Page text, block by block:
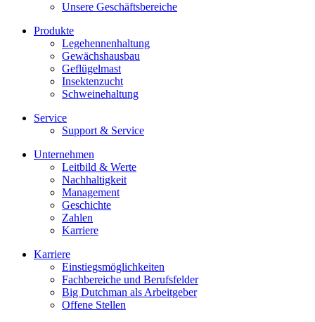
Unsere Geschäftsbereiche
Produkte
Legehennenhaltung
Gewächshausbau
Geflügelmast
Insektenzucht
Schweinehaltung
Service
Support & Service
Unternehmen
Leitbild & Werte
Nachhaltigkeit
Management
Geschichte
Zahlen
Karriere
Karriere
Einstiegsmöglichkeiten
Fachbereiche und Berufsfelder
Big Dutchman als Arbeitgeber
Offene Stellen